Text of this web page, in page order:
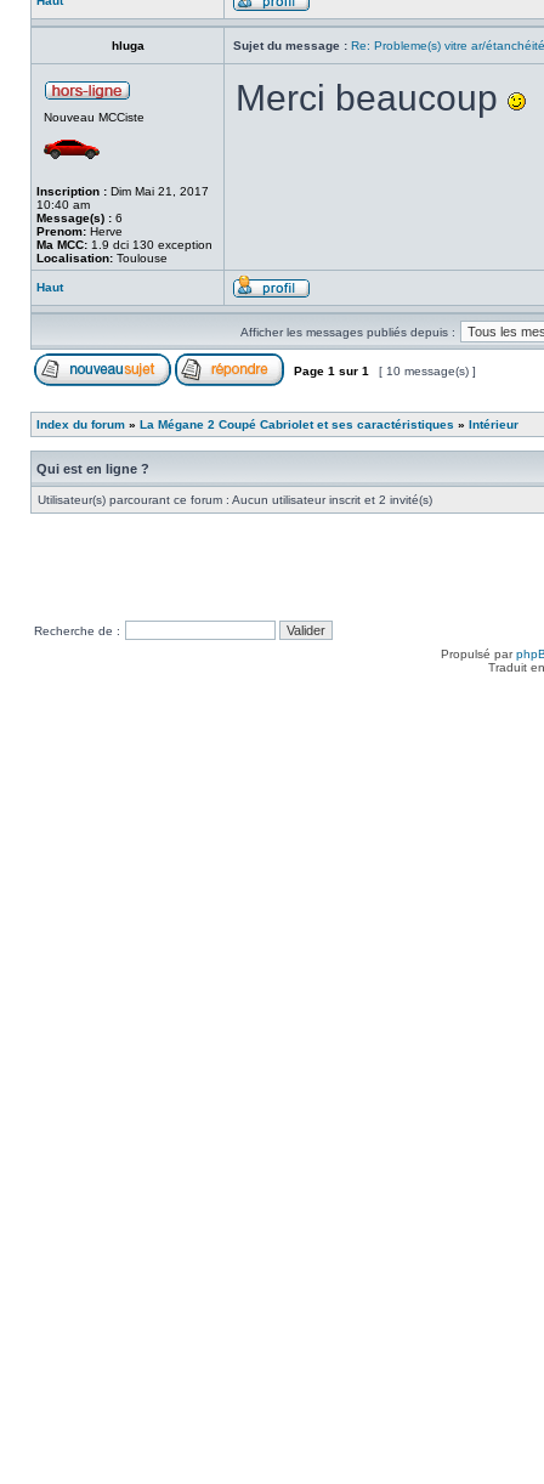
hluga Sujet du message : Re: Probleme(s) vitre ar/
Nouveau MCCiste
Inscription : Dim Mai 21, 2017
10:40 am
Message(s) : 6
Prenom: Herve
Ma MCC: 1.9 dci 130 exception
Localisation: Toulouse
Merci beaucoup
Haut
Afficher les messages publiés depuis :
Page 1 sur 1 [ 10 message(s) ]
Index du forum » La Mégane 2 Coupé Cabriolet et ses caractéristiques » Intérieur
Qui est en ligne ?
Utilisateur(s) parcourant ce forum : Aucun utilisateur inscrit et 2 invité(s)
Recherche de :
Propulsé par
Traduit